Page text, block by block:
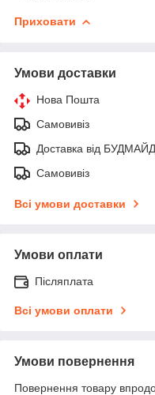
Приховати
Умови доставки
Нова Пошта
Самовивіз
Доставка від
Самовивіз
Всі умови доставки
Умови оплати
Післяплата
Всі умови оплати
Умови повернення
Повернення товару